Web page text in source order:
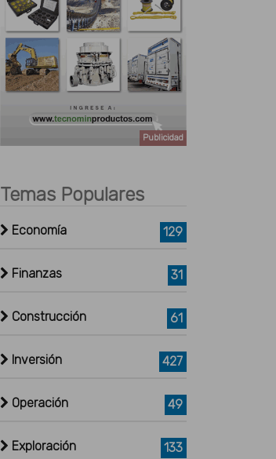
Publicidad
Temas Populares
Economía 129
Finanzas 31
Construcción 61
Inversión 427
Operación 49
Exploración 133